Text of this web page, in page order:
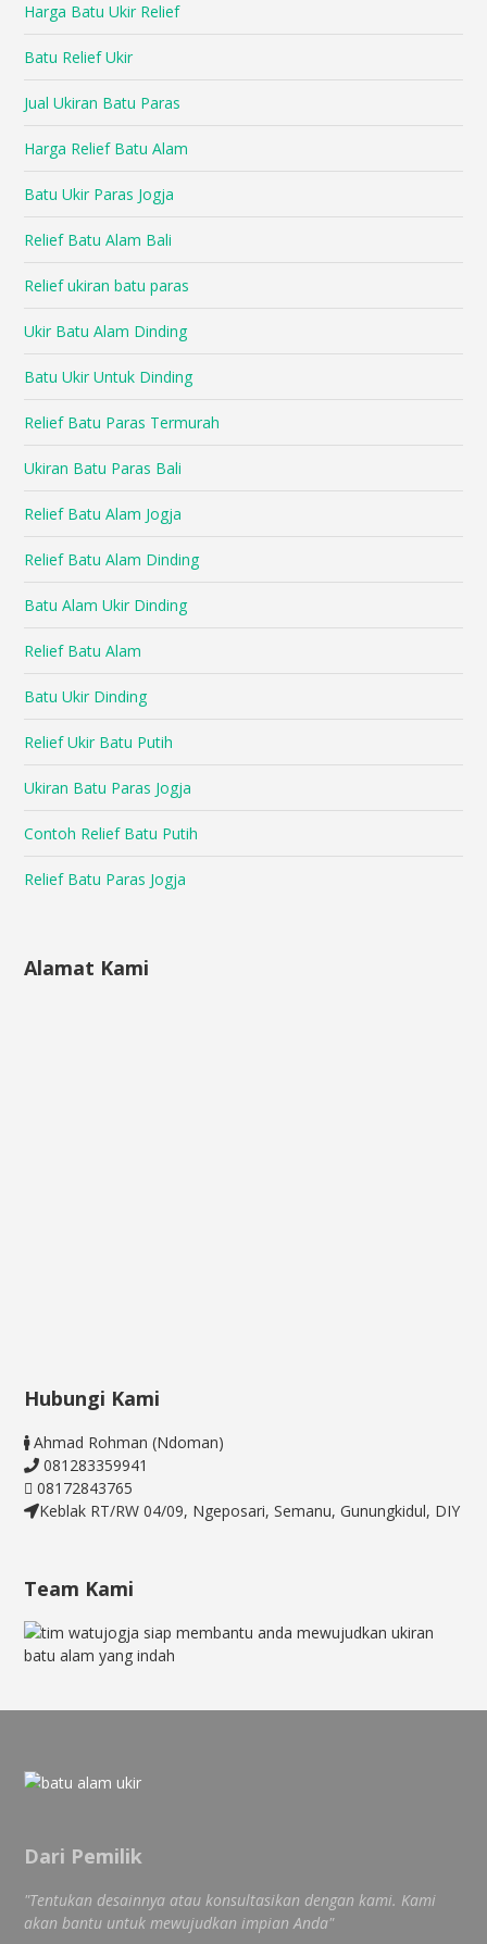
Harga Batu Ukir Relief
Batu Relief Ukir
Jual Ukiran Batu Paras
Harga Relief Batu Alam
Batu Ukir Paras Jogja
Relief Batu Alam Bali
Relief ukiran batu paras
Ukir Batu Alam Dinding
Batu Ukir Untuk Dinding
Relief Batu Paras Termurah
Ukiran Batu Paras Bali
Relief Batu Alam Jogja
Relief Batu Alam Dinding
Batu Alam Ukir Dinding
Relief Batu Alam
Batu Ukir Dinding
Relief Ukir Batu Putih
Ukiran Batu Paras Jogja
Contoh Relief Batu Putih
Relief Batu Paras Jogja
Alamat Kami
Hubungi Kami
Ahmad Rohman (Ndoman)
081283359941
08172843765
Keblak RT/RW 04/09, Ngeposari, Semanu, Gunungkidul, DIY
Team Kami
Dari Pemilik
"Tentukan desainnya atau konsultasikan dengan kami. Kami
akan bantu untuk mewujudkan impian Anda"